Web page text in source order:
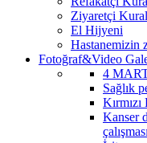
Ziyaretçi
El Hijyeni
Hastanemizin
Fotoğraf&Video
4
Sağlık
Kanser